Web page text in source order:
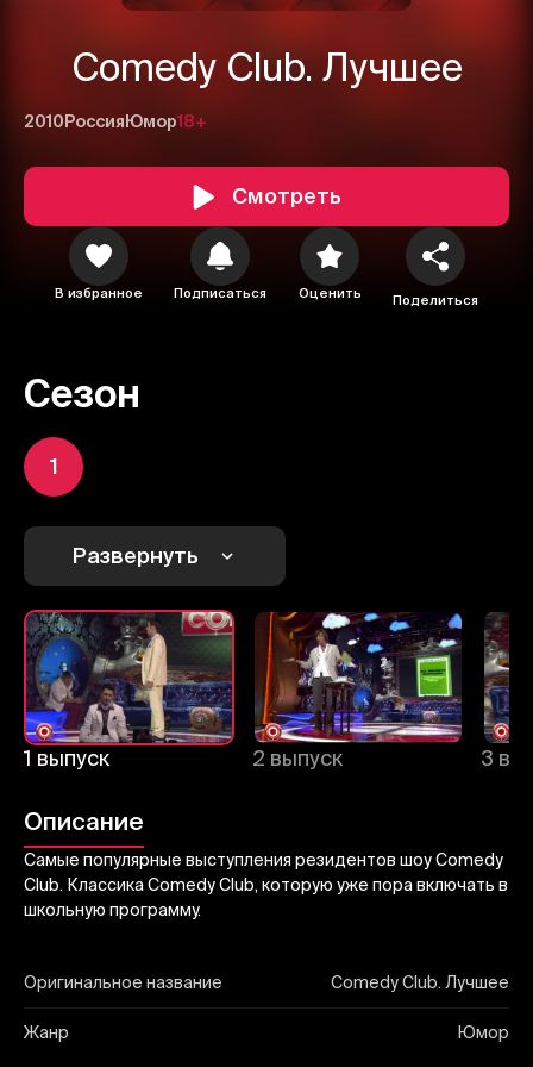
Comedy Club. Лучшее
2010 Россия Юмор18+
Смотреть
В избранное Подписаться Оценить Поделиться
Сезон
1
Развернуть
1 выпуск 2 выпуск 3
Описание
Самые популярные выступления резидентов шоу Comedy
Club. Классика Comedy Club, которую уже пора включать в
школьную программу.
Оригинальное название Comedy Club. Лучшее
Жанр Юмор
Отправить